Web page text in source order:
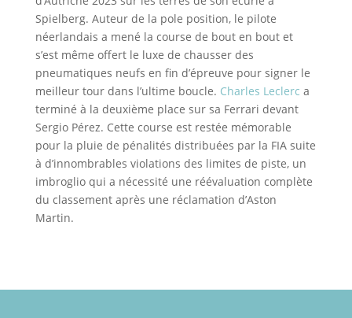
Spielberg. Auteur de la pole position, le pilote
néerlandais a mené la course de bout en bout et
s’est même offert le luxe de chausser des
pneumatiques neufs en fin d’épreuve pour signer le
meilleur tour dans l’ultime boucle. Charles Leclerc a
terminé à la deuxième place sur sa Ferrari devant
Sergio Pérez. Cette course est restée mémorable
pour la pluie de pénalités distribuées par la FIA suite
à d’innombrables violations des limites de piste, un
imbroglio qui a nécessité une réévaluation complète
du classement après une réclamation d’Aston
Martin.